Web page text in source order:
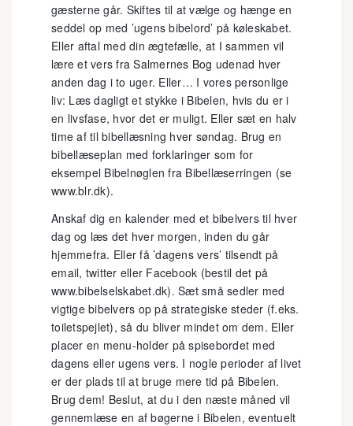
gæsterne går. Skiftes til at vælge og hænge en
seddel op med ’ugens bibelord’ på køleskabet.
Eller aftal med din ægtefælle, at I sammen vil
lære et vers fra Salmernes Bog udenad hver
anden dag i to uger. Eller… I vores personlige
liv: Læs dagligt et stykke i Bibelen, hvis du er i
en livsfase, hvor det er muligt. Eller sæt en halv
time af til bibellæsning hver søndag. Brug en
bibellæseplan med forklaringer som for
eksempel Bibelnøglen fra Bibellæserringen (se
www.blr.dk).
Anskaf dig en kalender med et bibelvers til hver
dag og læs det hver morgen, inden du går
hjemmefra. Eller få ’dagens vers’ tilsendt på
email, twitter eller Facebook (bestil det på
www.bibelselskabet.dk). Sæt små sedler med
vigtige bibelvers op på strategiske steder (f.eks.
toiletspejlet), så du bliver mindet om dem. Eller
placer en menu-holder på spisebordet med
dagens eller ugens vers. I nogle perioder af livet
er der plads til at bruge mere tid på Bibelen.
Brug dem! Beslut, at du i den næste måned vil
gennemlæse en af bøgerne i Bibelen, eventuelt